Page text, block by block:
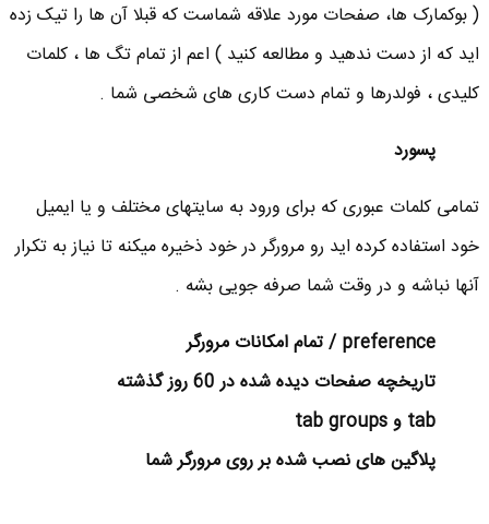
( بوکمارک ها، صفحات مورد علاقه شماست که قبلا آن ها را تیک زده
اید که از دست ندهید و مطالعه کنید ) اعم از تمام تگ ها ، کلمات
کلیدی ، فولدرها و تمام دست کاری های شخصی شما .
پسورد
تمامی کلمات عبوری که برای ورود به سایتهای مختلف و یا ایمیل
خود استفاده کرده اید رو مرورگر در خود ذخیره میکنه تا نیاز به تکرار
آنها نباشه و در وقت شما صرفه جویی بشه .
preference / تمام امکانات مرورگر
تاریخچه صفحات دیده شده در 60 روز گذشته
tab و tab groups
پلاگین های نصب شده بر روی مرورگر شما